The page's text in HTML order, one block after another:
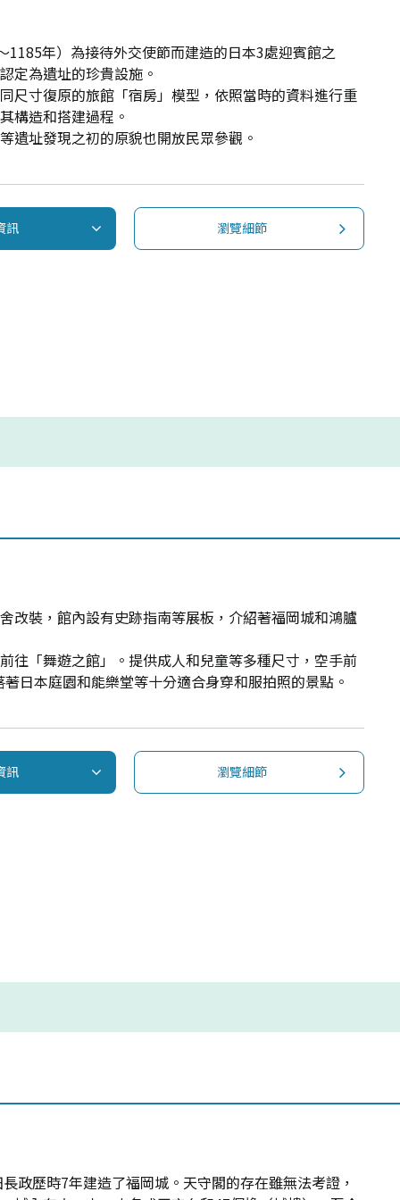
1185年）為接待外交使節而建造的日本3處迎賓館之
定為遺址的珍貴設施。
尺寸復原的旅館「宿房」模型，依照當時的資料進行重
構造和搭建過程。
遺址發現之初的原貌也開放民眾參觀。
訊 瀏覽細節
改裝，館內設有史跡指南等展板，介紹著福岡城和鴻臚
往「舞遊之館」。提供成人和兒童等多種尺寸，空手前
日本庭園和能樂堂等十分適合身穿和服拍照的景點。
訊 瀏覽細節
政歷時7年建造了福岡城。天守閣的存在雖無法考證，